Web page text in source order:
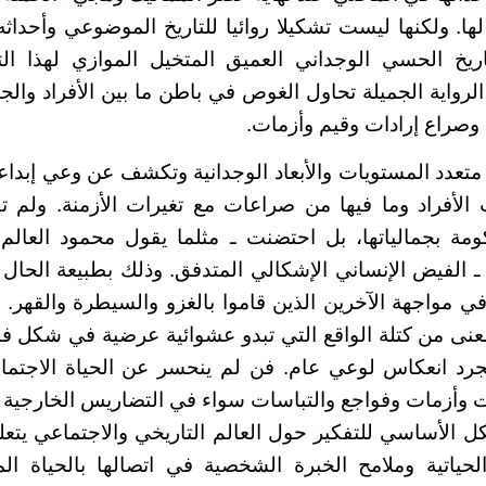
ولكنها ليست تشكيلا روائيا للتاريخ الموضوعي
الحسي الوجداني العميق المتخيل الموازي لهذا
الجميلة تحاول الغوص في باطن ما بين الأفراد
إرادات وقيم وأزمات.
المستويات والأبعاد الوجدانية وتكشف عن وعي
الأفراد وما فيها من صراعات مع تغيرات الأزمنة. ولم
بجمالياتها، بل احتضنت ـ مثلما يقول محمود
ـ الفيض الإنساني الإشكالي المتدفق. وذلك بطبيعة الحال
في مواجهة الآخرين الذين قاموا بالغزو والسيطرة
من كتلة الواقع التي تبدو عشوائية عرضية في شكل
انعكاس لوعي عام. فن لم ينحسر عن الحياة
وأزمات وفواجع والتباسات سواء في التضاريس الخارجية
الأساسي للتفكير حول العالم التاريخي والاجتماعي
وملامح الخبرة الشخصية في اتصالها بالحياة